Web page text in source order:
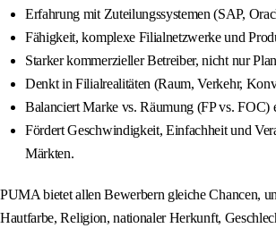
Erfahrung mit Zuteilungssystemen (SAP,
Fähigkeit, komplexe Filialnetzwerke und
Starker kommerzieller Betreiber, nicht nur
Denkt in Filialrealitäten (Raum, Verkehr,
Balanciert Marke vs. Räumung (FP vs. FOC)
Fördert Geschwindigkeit, Einfachheit und
Märkten.
PUMA bietet allen Bewerbern gleiche Chancen,
Hautfarbe, Religion, nationaler Herkunft,